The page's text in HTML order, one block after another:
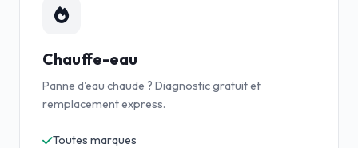
Chauffe-eau
Panne d'eau chaude ? Diagnostic gratuit et
remplacement express.
Toutes marques